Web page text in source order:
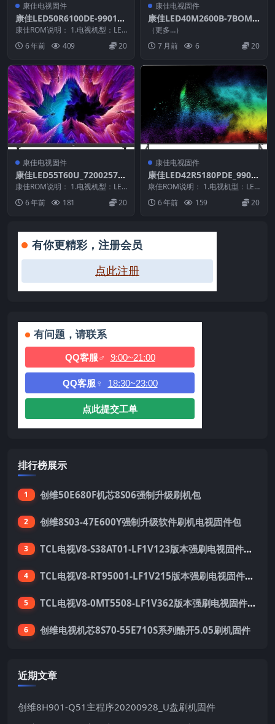
康佳电视固件
康佳LED50R6100DE-990111
75-V1.0.03原厂系统刷机电视
固件包下载
康佳ROM说明： 1.电视机型：LED
50R6100DE 2.物料号：99011...
6 年前 409 20
康佳电视固件
康佳LED40M2600B-7BOM-
99015668-V2.0.21-7200071
6YT_U盘刷机固件
（更多…）
7 月前
6 20
康佳电视固件
康佳LED55T60U_72002573_
99014478-V1.1.52_2015041
0原厂系统刷机电视固件包下
载
康佳ROM说明： 1.电视机型：LED
55T60U 2.物料号：99014478...
6 年前 181 20
康佳电视固件
康佳LED42R5180PDE_9901
0807-V1.1.05_72000133YT
原厂系统刷机电视固件包下载
康佳ROM说明： 1.电视机型：LED
42R5180PDE 2.物料号：9901...
6 年前 159 20
有你更精彩，注册会员
点此注册
有问题，请联系
QQ客服♂ 9:00~21:00
QQ客服♀ 18:30~23:00
点此提交工单
排行榜展示
1 创维50E680F机芯8S06强制升级刷机包
2 创维8S03-47E600Y强制升级软件刷机电视固件包
3 TCL电视V8-S38AT01-LF1V123版本强刷电视固件包下载
4 TCL电视V8-RT95001-LF1V215版本强刷电视固件包下载
5 TCL电视V8-0MT5508-LF1V362版本强刷电视固件包下载
6 创维电视机芯8S70-55E710S系列酷开5.05刷机固件
近期文章
创维8H901-Q51主程序20200928_U盘刷机固件